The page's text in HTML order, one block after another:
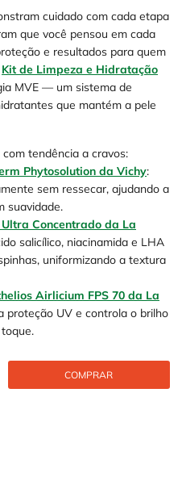
cuidado com cada etapa
que você pensou em cada
e resultados para quem
Kit de Limpeza e Hidratação
MVE — um sistema de
que mantém a pele
com tendência a cravos:
Phytosolution da Vichy:
sem ressecar, ajudando a
suavidade.
Concentrado da La
salicílico, niacinamida e LHA
uniformizando a textura
Airlicium FPS 70 da La
proteção UV e controla o brilho
COMPRAR